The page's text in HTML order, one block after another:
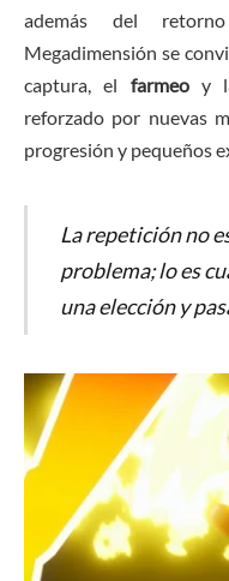
además del
Megadimensión se
captura, el farmeoy
reforzado por nuevas
progresión y pequeños
La repetición no
problema; lo es
una elección y